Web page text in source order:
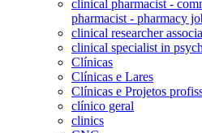
clinical pharmacist -
pharmacist - pharmacy
clinical researcher
clinical specialist in
Clínicas
Clínicas e Lares
Clínicas e Projetos
clínico geral
clinics